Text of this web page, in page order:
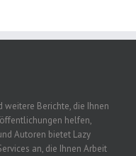
weitere Berichte, die Ihnen
helfen,
Autoren bietet Lazy
an, die Ihnen Arbeit